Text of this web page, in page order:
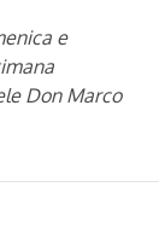
e
Don Marco